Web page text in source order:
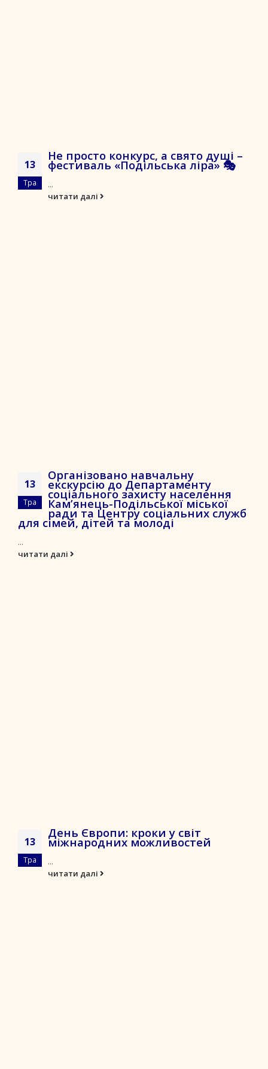
13
Тра
Не просто конкурс, а свято душі –
фестиваль «Подільська ліра» 🎭
...
читати далі
13
Тра
Організовано навчальну
екскурсію до Департаменту
соціального захисту населення
Кам’янець-Подільської міської
ради та Центру соціальних служб
для сімей, дітей та молоді
...
читати далі
13
Тра
День Європи: кроки у світ
міжнародних можливостей
...
читати далі